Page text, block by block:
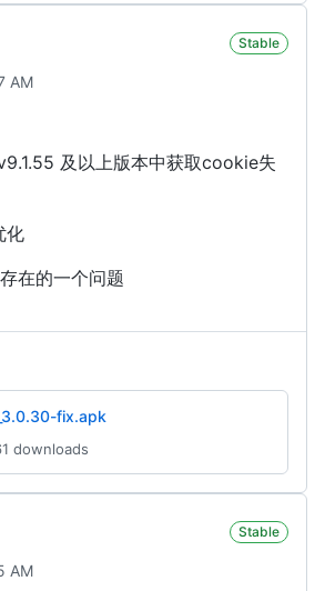
Stable
AM
及以上版本中获取cookie失
化
在的一个问题
fix.apk
downloads
Stable
AM